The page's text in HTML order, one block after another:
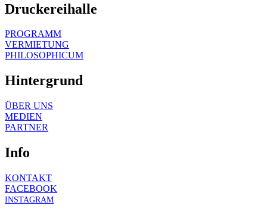
Druckereihalle
PROGRAMM
VERMIETUNG
PHILOSOPHICUM
Hintergrund
ÜBER UNS
MEDIEN
PARTNER
Info
KONTAKT
FACEBOOK
INSTAGRAM